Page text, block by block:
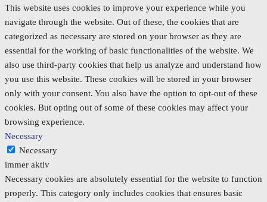
This website uses cookies to improve your experience while you
navigate through the website. Out of these, the cookies that are
categorized as necessary are stored on your browser as they are
essential for the working of basic functionalities of the website. We
also use third-party cookies that help us analyze and understand how
you use this website. These cookies will be stored in your browser
only with your consent. You also have the option to opt-out of these
cookies. But opting out of some of these cookies may affect your
browsing experience.
Necessary
Necessary
immer aktiv
Necessary cookies are absolutely essential for the website to function
properly. This category only includes cookies that ensures basic